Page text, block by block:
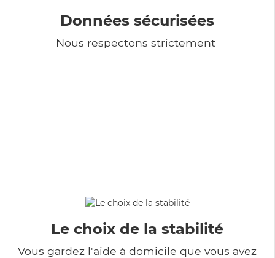
Données sécurisées
Nous respectons strictement
Le choix de la stabilité
Vous gardez l'aide à domicile que vous avez